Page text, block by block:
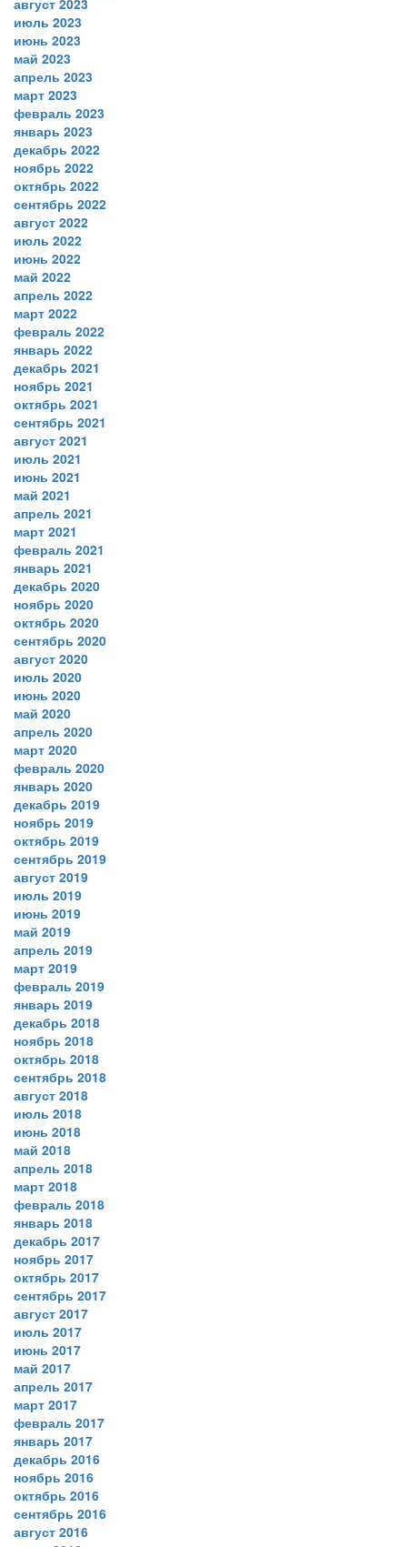
август 2023
июль 2023
июнь 2023
май 2023
апрель 2023
март 2023
февраль 2023
январь 2023
декабрь 2022
ноябрь 2022
октябрь 2022
сентябрь 2022
август 2022
июль 2022
июнь 2022
май 2022
апрель 2022
март 2022
февраль 2022
январь 2022
декабрь 2021
ноябрь 2021
октябрь 2021
сентябрь 2021
август 2021
июль 2021
июнь 2021
май 2021
апрель 2021
март 2021
февраль 2021
январь 2021
декабрь 2020
ноябрь 2020
октябрь 2020
сентябрь 2020
август 2020
июль 2020
июнь 2020
май 2020
апрель 2020
март 2020
февраль 2020
январь 2020
декабрь 2019
ноябрь 2019
октябрь 2019
сентябрь 2019
август 2019
июль 2019
июнь 2019
май 2019
апрель 2019
март 2019
февраль 2019
январь 2019
декабрь 2018
ноябрь 2018
октябрь 2018
сентябрь 2018
август 2018
июль 2018
июнь 2018
май 2018
апрель 2018
март 2018
февраль 2018
январь 2018
декабрь 2017
ноябрь 2017
октябрь 2017
сентябрь 2017
август 2017
июль 2017
июнь 2017
май 2017
апрель 2017
март 2017
февраль 2017
январь 2017
декабрь 2016
ноябрь 2016
октябрь 2016
сентябрь 2016
август 2016